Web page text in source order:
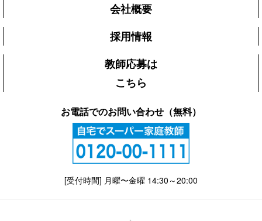
会社概要
採用情報
教師応募は
こちら
お電話でのお問い合わせ（無料）
[受付時間] 月曜〜金曜 14:30～20:00